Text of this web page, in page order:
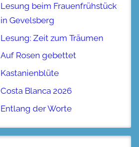
Lesung beim Frauenfrühstück
in Gevelsberg
Lesung: Zeit zum Träumen
Auf Rosen gebettet
Kastanienblüte
Costa Blanca 2026
Entlang der Worte